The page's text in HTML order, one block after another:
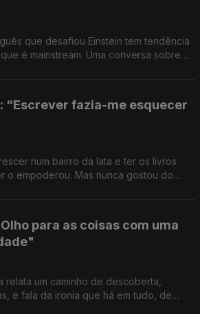
que desafiou Einstein tem tendência
é mainstream. Uma conversa sobre o
“Escrever fazia-me esquecer
num bairro da lata e ter os livros
o empoderou. Mas nunca gostou do
para as coisas com uma
relata um caminho de descoberta,
e fala da ironia que há em tudo, de